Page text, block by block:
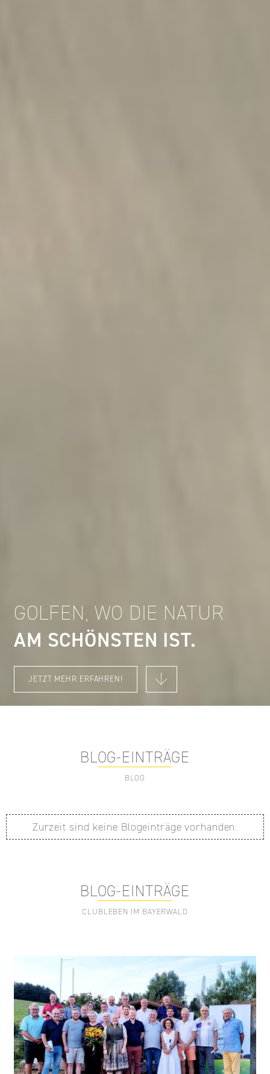
GOLFEN, WO DIE NATUR
AM SCHÖNSTEN IST
JETZT MEHR ERFAHREN!
BLOG-EINTRÄGE
BLOG
Zurzeit sind keine Blogeinträge vorhanden.
BLOG-EINTRÄGE
CLUBLEBEN IM BAYERWALD